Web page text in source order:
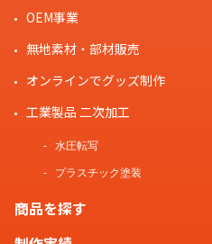
OEM事業
無地素材・部材販売
オンラインでグッズ制作
工業製品 二次加工
水圧転写
プラスチック塗装
商品を探す